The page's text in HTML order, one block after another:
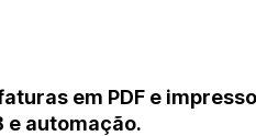
em PDF e
e automação.